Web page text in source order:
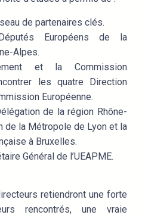
de partenaires clés.
Européens de la
Alpes.
et la Commission
les quatre Direction
Européenne.
de la région Rhône-
de la Métropole de Lyon et la
à Bruxelles.
Général de l’UEAPME.
retiendront une forte
rencontrés, une vraie